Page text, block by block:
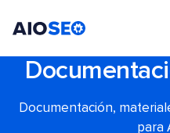
Documentación,
para